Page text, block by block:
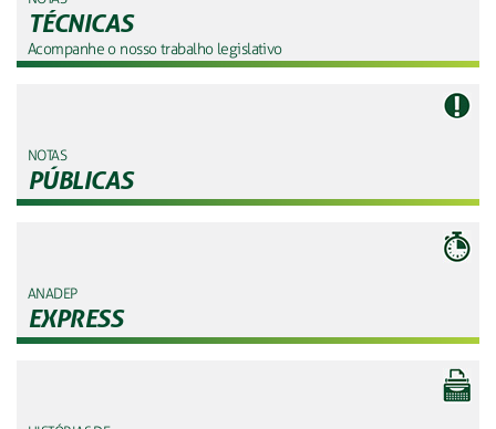
TÉCNICAS
Acompanhe o nosso trabalho legislativo
NOTAS
PÚBLICAS
ANADEP
EXPRESS